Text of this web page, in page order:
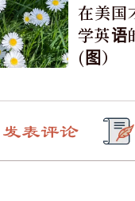
在美国
学英语
(图）
发表评论